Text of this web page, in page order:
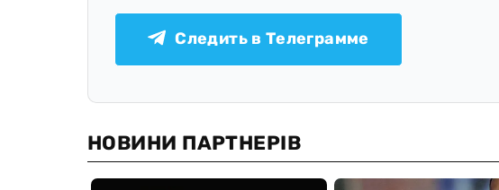
Следить в Телеграмме